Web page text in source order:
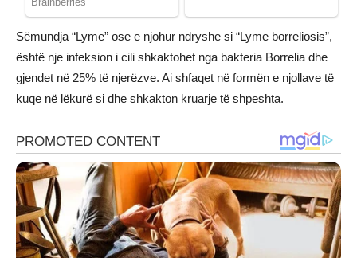
Sëmundja “Lyme” ose e njohur ndryshe si “Lyme borreliosis”,
është nje infeksion i cili shkaktohet nga bakteria Borrelia dhe
gjendet në 25% të njerëzve. Ai shfaqet në formën e njollave të
kuqe në lëkurë si dhe shkakton kruarje të shpeshta.